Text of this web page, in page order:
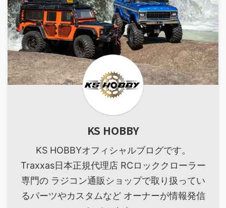
KS HOBBY
KS HOBBYオフィシャルブログです。
Traxxas日本正規代理店 RCロッククローラー
専門の ラジコン通販ショップで取り扱ってい
るパーツやカスタムなど オーナーが情報発信